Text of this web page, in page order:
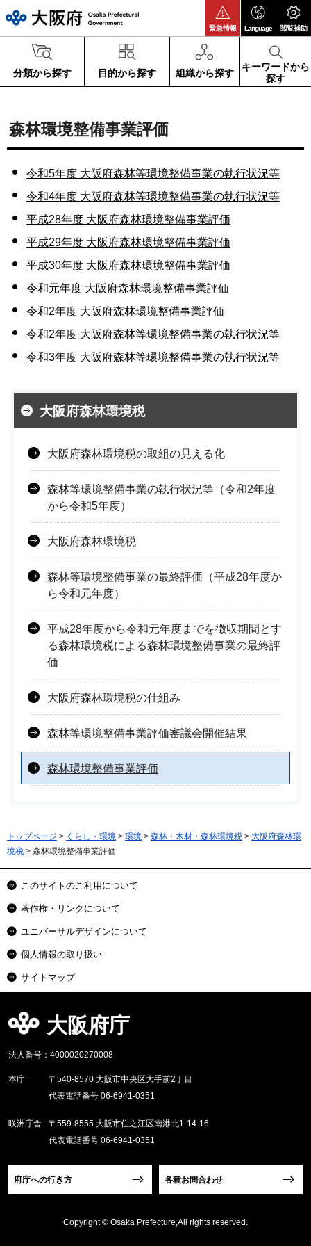
緊急情報 Language 閲覧補助
分類から探す 目的から探す 組織から探す
キーワードから
探す
森林環境整備事業評価
令和5年度 大阪府森林等環境整備事業の執行状況等
令和4年度 大阪府森林等環境整備事業の執行状況等
平成28年度 大阪府森林環境整備事業評価
平成29年度 大阪府森林環境整備事業評価
平成30年度 大阪府森林環境整備事業評価
令和元年度 大阪府森林環境整備事業評価
令和2年度 大阪府森林環境整備事業評価
令和2年度 大阪府森林等環境整備事業の執行状況等
令和3年度 大阪府森林等環境整備事業の執行状況等
大阪府森林環境税
大阪府森林環境税の取組の見える化
森林等環境整備事業の執行状況等（令和2年度
から令和5年度）
大阪府森林環境税
森林等環境整備事業の最終評価（平成28年度か
ら令和元年度）
平成28年度から令和元年度までを徴収期間とす
る森林環境税による森林環境整備事業の最終評
価
大阪府森林環境税の仕組み
森林等環境整備事業評価審議会開催結果
森林環境整備事業評価
トップページ > くらし・環境 > 環境 > 森林・木材・森林環境税 > 大阪府森林環
境税 > 森林環境整備事業評価
このサイトのご利用について
著作権・リンクについて
ユニバーサルデザインについて
個人情報の取り扱い
サイトマップ
大阪府庁
法人番号：4000020270008
本庁
〒540-8570 大阪市中央区大手前2丁目
代表電話番号 06-6941-0351
咲洲庁舎
〒559-8555 大阪市住之江区南港北1-14-16
代表電話番号 06-6941-0351
府庁への行き方 各種お問合わせ
Copyright © Osaka Prefecture,All rights reserved.